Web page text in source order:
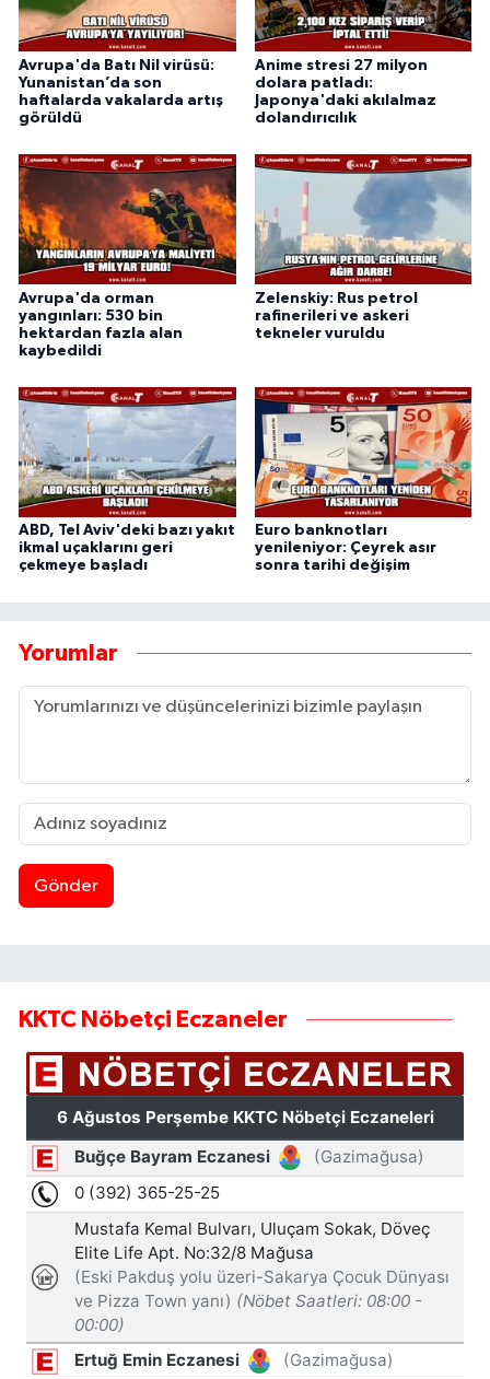
Avrupa'da Batı Nil virüsü:
Yunanistan’da son
haftalarda vakalarda artış
görüldü
Anime stresi 27 milyon
dolara patladı:
Japonya'daki akılalmaz
dolandırıcılık
Avrupa'da orman
yangınları: 530 bin
hektardan fazla alan
kaybedildi
Zelenskiy: Rus petrol
rafinerileri ve askeri
tekneler vuruldu
ABD, Tel Aviv'deki bazı yakıt
ikmal uçaklarını geri
çekmeye başladı
Euro banknotları
yenileniyor: Çeyrek asır
sonra tarihi değişim
Yorumlar
Gönder
KKTC Nöbetçi Eczaneler